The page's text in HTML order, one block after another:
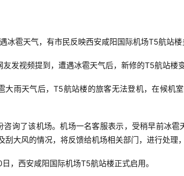
冰雹天气，有市民反映西安咸阳国际机场T5航站楼
发视频提到，遭遇冰雹天气后，新修的T5航站楼
大雨天气后，T5航站楼的旅客无法登机，在候机
询了该机场。机场一名客服表示，受稍早前冰
大风的情况，将反馈给机场相关部门，进行处理
，西安咸阳国际机场T5航站楼正式启用。